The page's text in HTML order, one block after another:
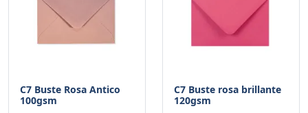
C7 Buste Rosa Antico
100gsm
C7 Buste rosa brillante
120gsm